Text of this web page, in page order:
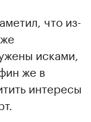
что из-
исками,
же в
интересы